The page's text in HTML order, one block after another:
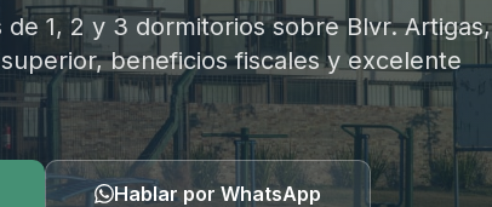
1, 2 y 3 dormitorios sobre Blvr. Artigas,
beneficios fiscales y excelente
Hablar por WhatsApp